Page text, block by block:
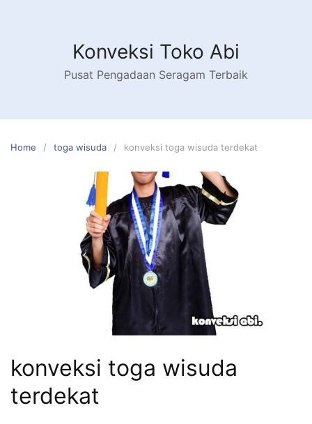
Konveksi Toko Abi
Pusat Pengadaan Seragam Terbaik
Home toga wisuda konveksi toga wisuda terdekat
konveksi toga wisuda
terdekat